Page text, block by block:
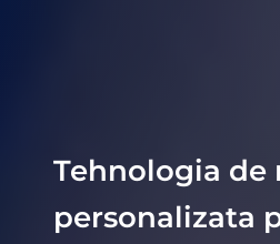
Tehnologia de
personalizata